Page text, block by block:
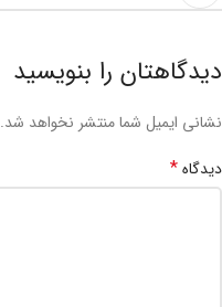
دیدگاهتان را بنویسید
نشانی ایمیل شما منتشر نخواهد شد.
دیدگاه*